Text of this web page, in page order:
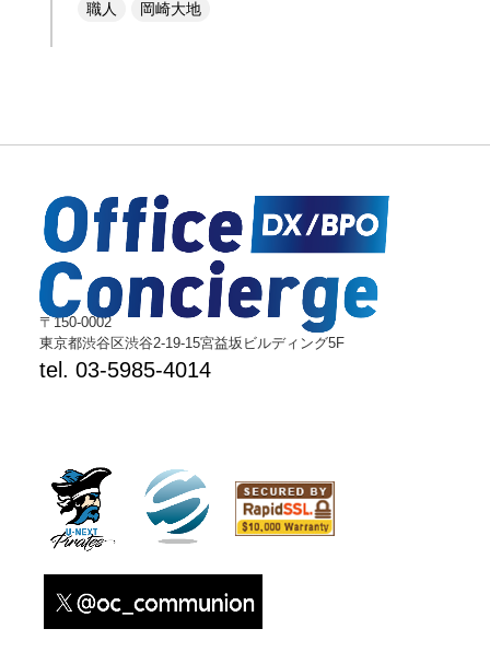
職人
岡崎大地
〒150-0002
東京都渋谷区渋谷2-19-15宮益坂ビルディング5F
tel. 03-5985-4014